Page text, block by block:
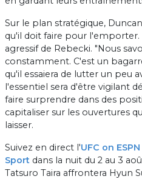
Sur le plan stratégique,
qu'il doit faire pour
agressif de Rebecki. "Nous
constamment. C'est un
qu'il essaiera de lutter un peu
l'essentiel sera d'être vigilant
faire surprendre dans des
capitaliser sur les ouvertures
laisser.
Suivez en direct l'UFC on ESPN
Sport dans la nuit du 2 au 3
Tatsuro Taira affrontera Hyun